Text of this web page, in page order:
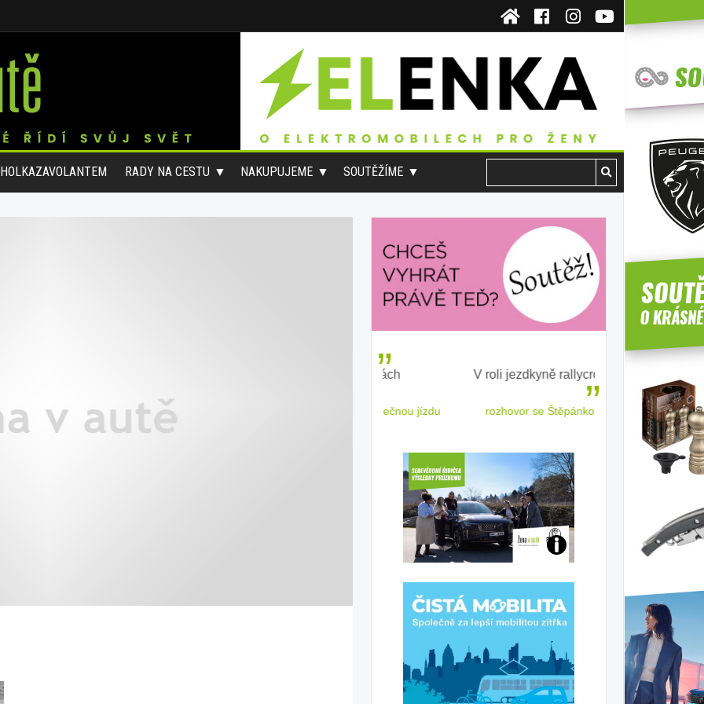
RADY NA CESTU NAKUPUJEME SOUTĚŽÍME
stručně o autosedačkách
V roli jezdkyně rallycrossu
rozhovor se Štěpánkou Mottlovou
ženským
Jaké
ženy-
řidičky